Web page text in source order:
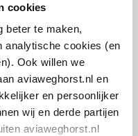
cookies
beter te maken,
analytische cookies (en
Ook willen we
aviaweghorst.nl en
en persoonlijker
wij en derde partijen
aviaweghorst.nl
mobiele lader van AVIA
legt Jan uit.
driehoog of hebben geen
is deze mobiele lader
bij het inpakken van de bus
bijladen. Dat geeft flexibiliteit